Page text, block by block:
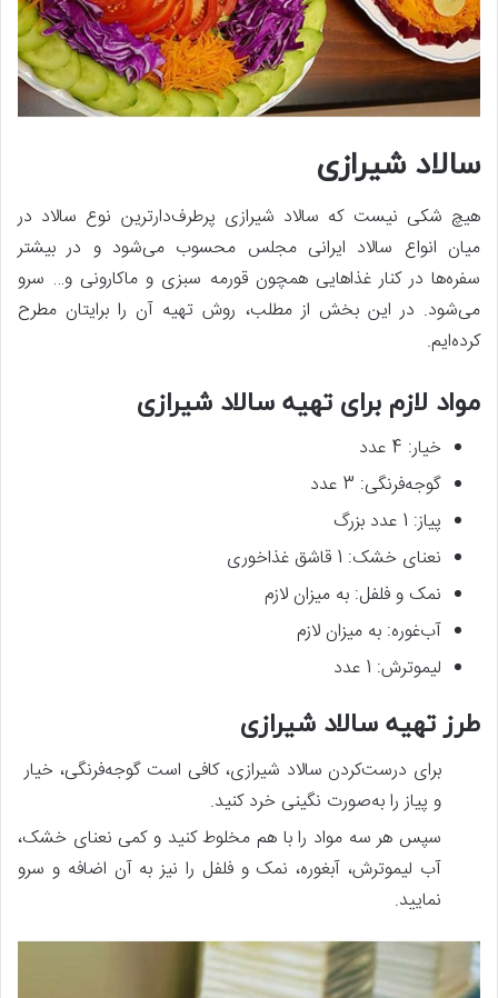
سالاد شیرازی
هیچ شکی نیست که سالاد شیرازی پرطرف‌دارترین نوع سالاد در
میان انواع سالاد ایرانی مجلس محسوب می‌شود و در بیشتر
سفره‌ها در کنار غذاهایی همچون قورمه سبزی و ماکارونی و… سرو
می‌شود. در این بخش از مطلب، روش تهیه آن را برایتان مطرح
کرده‌ایم.
مواد لازم برای تهیه سالاد شیرازی
خیار: 4 عدد
گوجه‌فرنگی: 3 عدد
پیاز: 1 عدد بزرگ
نعنای خشک: 1 قاشق غذاخوری
نمک و فلفل: به میزان لازم
آب‌غوره: به میزان لازم
لیموترش: 1 عدد
طرز تهیه سالاد شیرازی
برای درست‌کردن سالاد شیرازی، کافی است گوجه‌فرنگی، خیار
و پیاز را به‌صورت نگینی خرد کنید.
سپس هر سه مواد را با هم مخلوط کنید و کمی نعنای خشک،
آب لیموترش، آبغوره، نمک و فلفل را نیز به آن اضافه و سرو
نمایید.